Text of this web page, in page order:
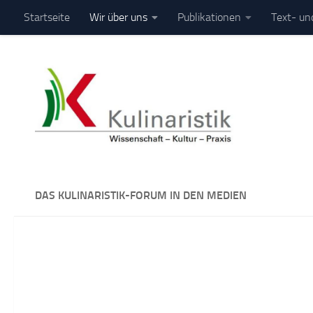
Zum Inhalt springen
Startseite Wir über uns Publikationen Text-
DAS KULINARISTIK-FORUM IN DEN MEDIEN